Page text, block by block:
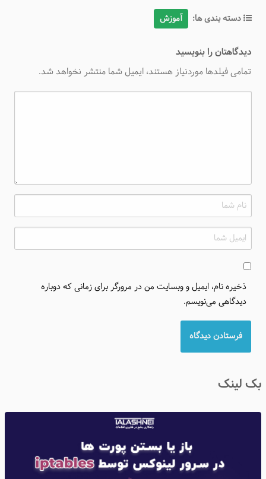
دسته بندی ها: آموزش
دیدگاهتان را بنویسید
تمامی فیلدها موردنیاز هستند، ایمیل شما منتشر نخواهد شد.
ذخیره نام، ایمیل و وبسایت من در مرورگر برای زمانی که دوباره
دیدگاهی می‌نویسم.
بک لینک